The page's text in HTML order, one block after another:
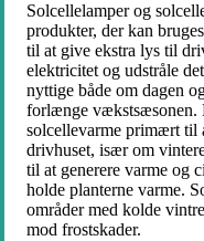
Solcellelamper og
produkter, der kan
til at give ekstra lys til
elektricitet og udstråle
nyttige både om dagen
forlænge vækstsæsonen.
solcellevarme primært til
drivhuset, især om
til at generere varme og
holde planterne varme.
områder med kolde
mod frostskader.